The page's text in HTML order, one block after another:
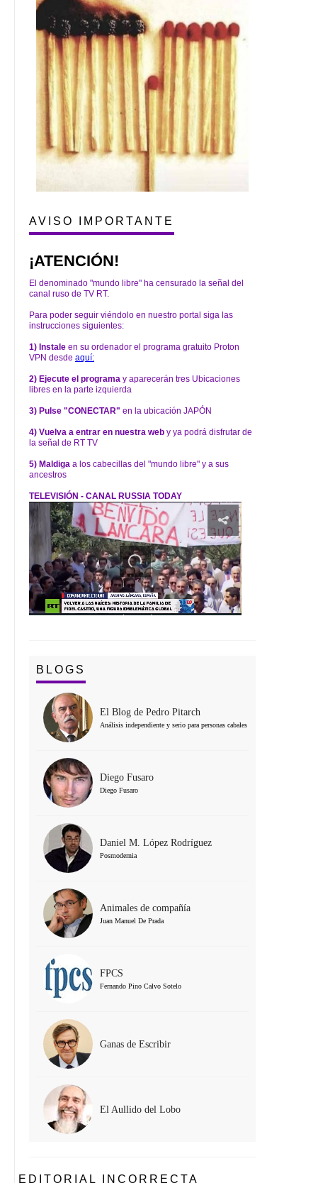
AVISO IMPORTANTE
¡ATENCIÓN!
El denominado "mundo libre" ha censurado la señal del
canal ruso de TV RT.
Para poder seguir viéndolo en nuestro portal siga las
instrucciones siguientes:
1) Instale en su ordenador el programa gratuito Proton
VPN desde aquí:
2) Ejecute el programa y aparecerán tres Ubicaciones
libres en la parte izquierda
3) Pulse "CONECTAR" en la ubicación JAPÓN
4) Vuelva a entrar en nuestra web y ya podrá disfrutar de
la señal de RT TV
5) Maldiga a los cabecillas del "mundo libre" y a sus
ancestros
TELEVISIÓN - CANAL RUSSIA TODAY
BLOGS
El Blog de Pedro Pitarch
Análisis independiente y serio para personas cabales
Diego Fusaro
Diego Fusaro
Daniel M. López Rodríguez
Posmodernia
Animales de compañía
Juan Manuel De Prada
FPCS
Fernando Pino Calvo Sotelo
Ganas de Escribir
El Aullido del Lobo
EDITORIAL INCORRECTA